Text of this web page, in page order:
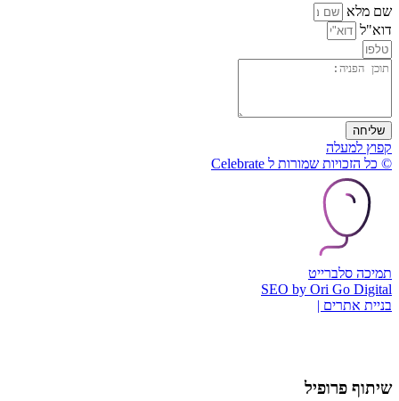
שם מלא
דוא"ל
שליחה
קפוץ למעלה
© כל הזכויות שמורות ל Celebrate
תמיכה סלברייט
SEO by Ori Go Digital
בניית אתרים |
שיתוף פרופיל